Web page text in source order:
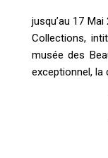
jusqu’au 17
Collections,
musée des
exceptionnel, la